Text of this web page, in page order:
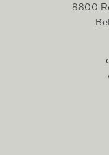
8800